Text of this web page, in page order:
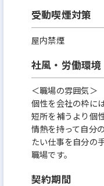
受動喫煙対策
屋内禁煙
社風・労働環境
＜職場の雰囲気＞
個性を会社の枠に
短所を補うより個
情熱を持って⾃分
たい仕事を⾃分の
職場です。
契約期間